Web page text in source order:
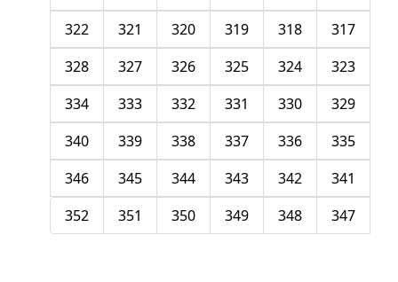
317
318
319
320
321
322
323
324
325
326
327
328
329
330
331
332
333
334
335
336
337
338
339
340
341
342
343
344
345
346
347
348
349
350
351
352